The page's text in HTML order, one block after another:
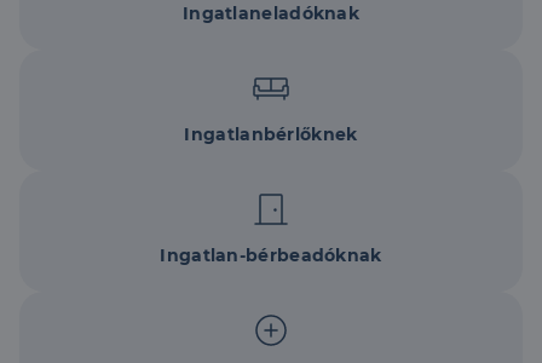
Ingatlaneladóknak
Ingatlanbérlőknek
Ingatlan-bérbeadóknak